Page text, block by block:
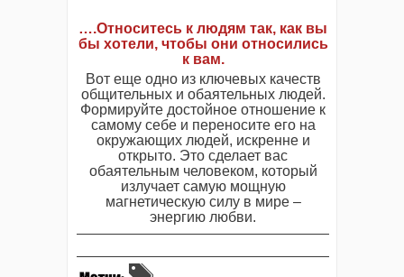
….Относитесь к людям так, как вы
бы хотели, чтобы они относились
к вам.
Вот еще одно из ключевых качеств
общительных и обаятельных людей.
Формируйте достойное отношение к
самому себе и переносите его на
окружающих людей, искренне и
открыто. Это сделает вас
обаятельным человеком, который
излучает самую мощную
магнетическую силу в мире –
энергию любви.